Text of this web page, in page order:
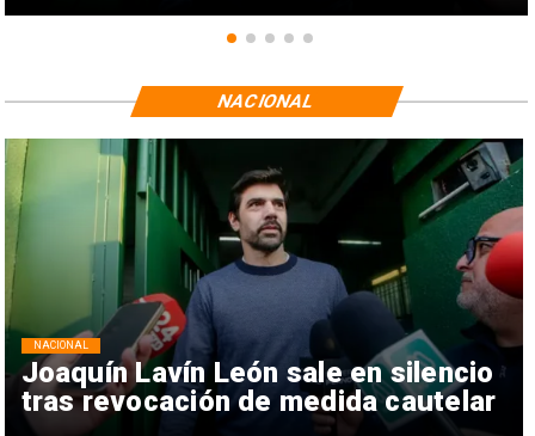
Joaquín Lavín León sale en silencio
tras revocación de medida cautelar
NACIONAL
NACIONAL